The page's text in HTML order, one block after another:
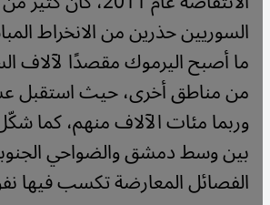
السوريين حذرين من الانخراط
ما أصبح اليرموك مقصدًا لآلاف
من مناطق أخرى، حيث استقبل
وربما مئات الآلاف منهم، كما
بين وسط دمشق والضواحي
الفصائل المعارضة تكسب فيها